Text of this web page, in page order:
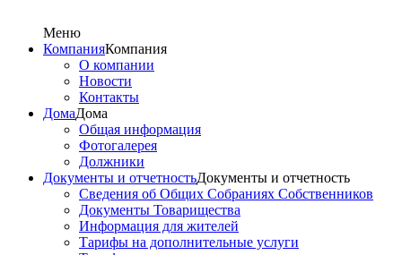
Меню
КомпанияКомпания
О компании
Новости
Контакты
ДомаДома
Общая информация
Фотогалерея
Должники
Документы и отчетностьДокументы и отчетность
Сведения об Общих Собраниях Собственников
Документы Товарищества
Информация для жителей
Тарифы на дополнительные услуги